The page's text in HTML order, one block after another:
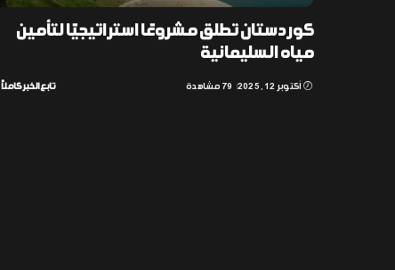
كوردستان تطلق مشروعًا استراتيجيًا لتأمين
مياه السليمانية
أكتوبر 12, 2025 79 مشاهدة تابع الخبر كاملاً